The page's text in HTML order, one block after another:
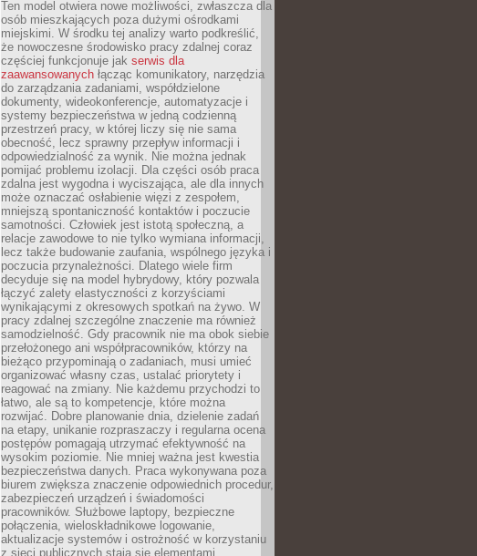
Ten model otwiera nowe możliwości, zwłaszcza dla
osób mieszkających poza dużymi ośrodkami
miejskimi. W środku tej analizy warto podkreślić,
że nowoczesne środowisko pracy zdalnej coraz
częściej funkcjonuje jak serwis dla
zaawansowanych łącząc komunikatory, narzędzia
do zarządzania zadaniami, współdzielone
dokumenty, wideokonferencje, automatyzacje i
systemy bezpieczeństwa w jedną codzienną
przestrzeń pracy, w której liczy się nie sama
obecność, lecz sprawny przepływ informacji i
odpowiedzialność za wynik. Nie można jednak
pomijać problemu izolacji. Dla części osób praca
zdalna jest wygodna i wyciszająca, ale dla innych
może oznaczać osłabienie więzi z zespołem,
mniejszą spontaniczność kontaktów i poczucie
samotności. Człowiek jest istotą społeczną, a
relacje zawodowe to nie tylko wymiana informacji,
lecz także budowanie zaufania, wspólnego języka i
poczucia przynależności. Dlatego wiele firm
decyduje się na model hybrydowy, który pozwala
łączyć zalety elastyczności z korzyściami
wynikającymi z okresowych spotkań na żywo. W
pracy zdalnej szczególne znaczenie ma również
samodzielność. Gdy pracownik nie ma obok siebie
przełożonego ani współpracowników, którzy na
bieżąco przypominają o zadaniach, musi umieć
organizować własny czas, ustalać priorytety i
reagować na zmiany. Nie każdemu przychodzi to
łatwo, ale są to kompetencje, które można
rozwijać. Dobre planowanie dnia, dzielenie zadań
na etapy, unikanie rozpraszaczy i regularna ocena
postępów pomagają utrzymać efektywność na
wysokim poziomie. Nie mniej ważna jest kwestia
bezpieczeństwa danych. Praca wykonywana poza
biurem zwiększa znaczenie odpowiednich procedur,
zabezpieczeń urządzeń i świadomości
pracowników. Służbowe laptopy, bezpieczne
połączenia, wieloskładnikowe logowanie,
aktualizacje systemów i ostrożność w korzystaniu
z sieci publicznych stają się elementami